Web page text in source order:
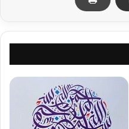
و خواهران ایمانی؛
و تزکیه و تعالی، چیزی به
قرآن، به قول مفسر شهید سید
نصیب هر کسی نمی‌کند،